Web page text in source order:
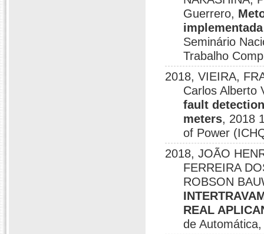
Guerrero,
Seminário
Trabalho
2018, VIEIRA,
Carlos Alberto
fault
meters, 2018
of Power
2018, JOÃO
FERREIRA
ROBSON
REAL
de